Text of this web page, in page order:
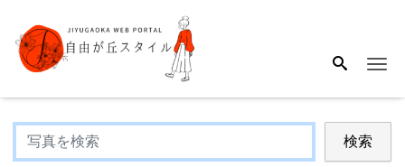
検索